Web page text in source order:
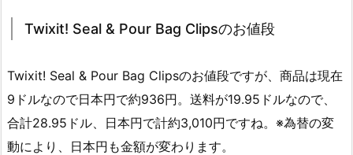
Twixit! Seal & Pour Bag Clipsのお値段
Twixit! Seal & Pour Bag Clipsのお値段ですが、商品は現在
9ドルなので日本円で約936円。送料が19.95ドルなので、
合計28.95ドル、日本円で計約3,010円ですね。※為替の変
動により、日本円も金額が変わります。